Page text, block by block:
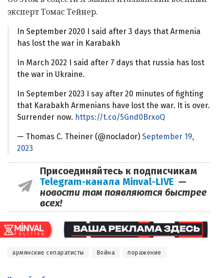
эксперт Томас Тейнер.
In September 2020 I said after 3 days that Armenia
has lost the war in Karabakh
In March 2022 I said after 7 days that russia has lost
the war in Ukraine.
In September 2023 I say after 20 minutes of fighting
that Karabakh Armenians have lost the war. It is over.
Surrender now. https://t.co/5Gnd0BrxoQ
— Thomas C. Theiner (@noclador) September 19,
2023
Присоединяйтесь к подписчикам
Telegram-канала Minval-LIVE —
новости там появляются быстрее
всех!
армянские сепаратисты Война поражение